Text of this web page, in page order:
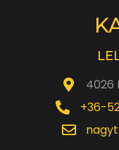
4026
+36-